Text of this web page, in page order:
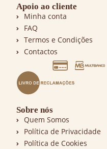
Apoio ao cliente
Minha conta
FAQ
Termos e Condições
Contactos
Sobre nós
Quem Somos
Política de Privacidade
Política de Cookies